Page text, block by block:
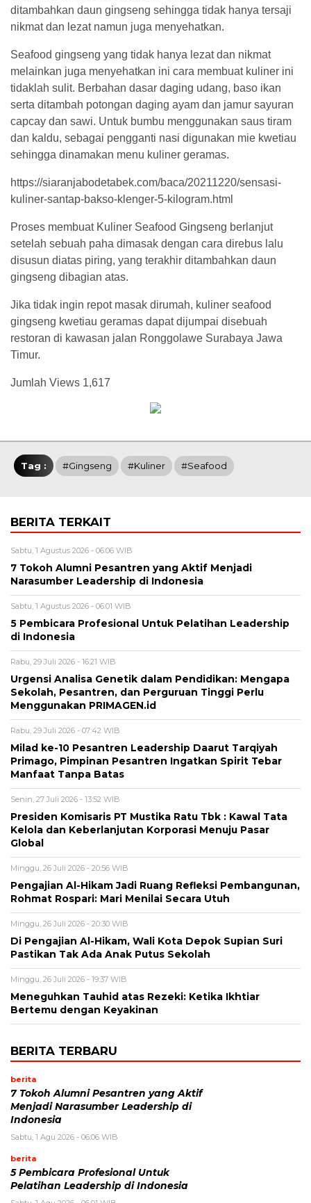
ditambahkan daun gingseng sehingga tidak hanya tersaji
nikmat dan lezat namun juga menyehatkan.
Seafood gingseng yang tidak hanya lezat dan nikmat
melainkan juga menyehatkan ini cara membuat kuliner ini
tidaklah sulit. Berbahan dasar daging udang, baso ikan
serta ditambah potongan daging ayam dan jamur sayuran
capcay dan sawi. Untuk bumbu menggunakan saus tiram
dan kaldu, sebagai pengganti nasi digunakan mie kwetiau
sehingga dinamakan menu kuliner geramas.
https://siaranjabodetabek.com/baca/20211220/sensasi-
kuliner-santap-bakso-klenger-5-kilogram.html
Proses membuat Kuliner Seafood Gingseng berlanjut
setelah sebuah paha dimasak dengan cara direbus lalu
disusun diatas piring, yang terakhir ditambahkan daun
gingseng dibagian atas.
Jika tidak ingin repot masak dirumah, kuliner seafood
gingseng kwetiau geramas dapat dijumpai disebuah
restoran di kawasan jalan Ronggolawe Surabaya Jawa
Timur.
Jumlah Views 1,617
Tag : #Gingseng #kuliner #Seafood
BERITA TERKAIT
Sabtu, 1 Agustus 2026 - 06:06 WIB
7 Tokoh Alumni Pesantren yang Aktif Menjadi
Narasumber Leadership di Indonesia
Sabtu, 1 Agustus 2026 - 06:01 WIB
5 Pembicara Profesional Untuk Pelatihan Leadership
di Indonesia
Rabu, 29 Juli 2026 - 16:21 WIB
Urgensi Analisa Genetik dalam Pendidikan: Mengapa
Sekolah, Pesantren, dan Perguruan Tinggi Perlu
Menggunakan PRIMAGEN.id
Rabu, 29 Juli 2026 - 07:42 WIB
Milad ke-10 Pesantren Leadership Daarut Tarqiyah
Primago, Pimpinan Pesantren Ingatkan Spirit Tebar
Manfaat Tanpa Batas
Senin, 27 Juli 2026 - 13:52 WIB
Presiden Komisaris PT Mustika Ratu Tbk : Kawal Tata
Kelola dan Keberlanjutan Korporasi Menuju Pasar
Global
Minggu, 26 Juli 2026 - 20:56 WIB
Pengajian Al-Hikam Jadi Ruang Refleksi Pembangunan,
Rohmat Rospari: Mari Menilai Secara Utuh
Minggu, 26 Juli 2026 - 20:30 WIB
Di Pengajian Al-Hikam, Wali Kota Depok Supian Suri
Pastikan Tak Ada Anak Putus Sekolah
Minggu, 26 Juli 2026 - 19:37 WIB
Meneguhkan Tauhid atas Rezeki: Ketika Ikhtiar
Bertemu dengan Keyakinan
BERITA TERBARU
berita
7 Tokoh Alumni Pesantren yang Aktif
Menjadi Narasumber Leadership di
Indonesia
Sabtu, 1 Agu 2026 - 06:06 WIB
berita
5 Pembicara Profesional Untuk
Pelatihan Leadership di Indonesia